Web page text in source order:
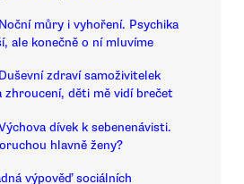
Noční můry i vyhoření. Psychika
ale konečně o ní mluvíme
Duševní zdraví samoživitelek
zhroucení, děti mě vidí brečet
dívek k sebenenávisti.
hlavně ženy?
výpověď sociálních